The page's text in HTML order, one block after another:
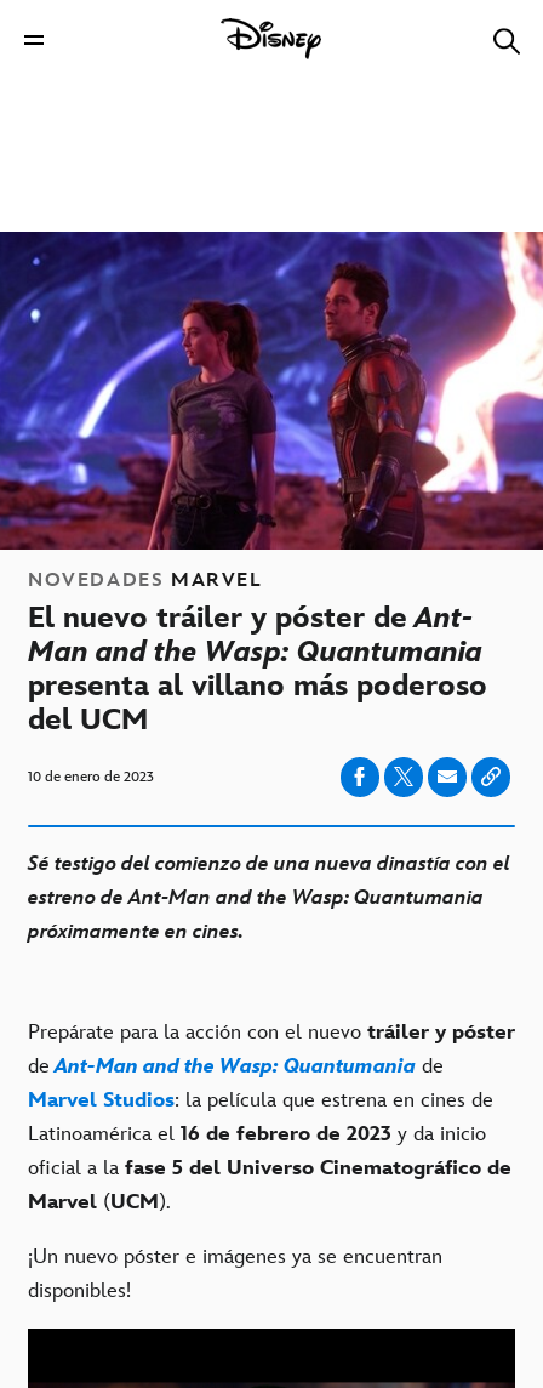
NOVEDADES MARVEL
El nuevo tráiler y póster deAnt-
Man and the Wasp: Quantumania
presenta al villano más poderoso
del UCM
10 de enero de 2023
Sé testigo del comienzo de una nueva dinastía con el
estreno de Ant-Man and the Wasp: Quantumania
próximamente en cines.
Prepárate para la acción con el nuevo tráiler y póster
deAnt-Man and the Wasp: Quantumania de
Marvel Studios: la película que estrena en cines de
Latinoamérica el 16 de febrero de 2023 y da inicio
oficial a la fase 5 del Universo Cinematográfico de
Marvel (UCM).
¡Un nuevo póster e imágenes ya se encuentran
disponibles!